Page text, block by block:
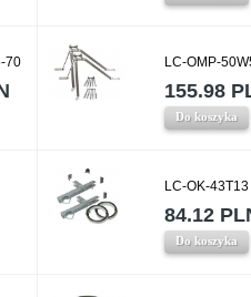
70 LC-OMP-
155.98
Do koszyka
LC-OK-43T13
84.12
Do koszyka